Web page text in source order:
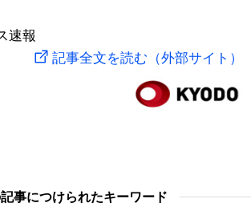
速報
記事全文を読む（外部サイト）
事につけられたキーワード